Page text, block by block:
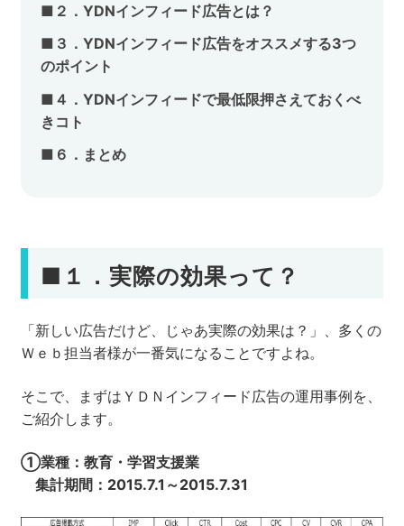
■２．YDNインフィード広告とは？
■３．YDNインフィード広告をオススメする3つ
のポイント
■４．YDNインフィードで最低限押さえておくべ
きコト
■６．まとめ
■ １．実際の効果って？
「新しい広告だけど、じゃあ実際の効果は？」、多くの
Ｗｅｂ担当者様が一番気になることですよね。
そこで、まずはＹＤＮインフィード広告の運用事例を、
ご紹介します。
①業種：教育・学習支援業
集計期間：2015.7.1～2015.7.31